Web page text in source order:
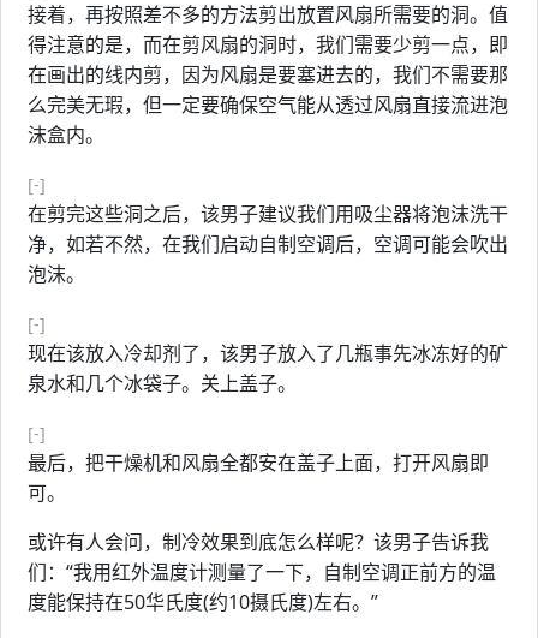
接着，再按照差不多的方法剪出放置风扇所需要的洞。值
得注意的是，而在剪风扇的洞时，我们需要少剪一点，即
在画出的线内剪，因为风扇是要塞进去的，我们不需要那
么完美无瑕，但一定要确保空气能从透过风扇直接流进泡
沫盒内。
[-]
在剪完这些洞之后，该男子建议我们用吸尘器将泡沫洗干
净，如若不然，在我们启动自制空调后，空调可能会吹出
泡沫。
[-]
现在该放入冷却剂了，该男子放入了几瓶事先冰冻好的矿
泉水和几个冰袋子。关上盖子。
[-]
最后，把干燥机和风扇全都安在盖子上面，打开风扇即
可。
或许有人会问，制冷效果到底怎么样呢？该男子告诉我
们：“我用红外温度计测量了一下，自制空调正前方的温
度能保持在50华氏度(约10摄氏度)左右。”